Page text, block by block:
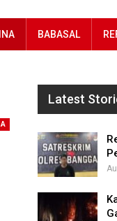
BABASAL
Latest